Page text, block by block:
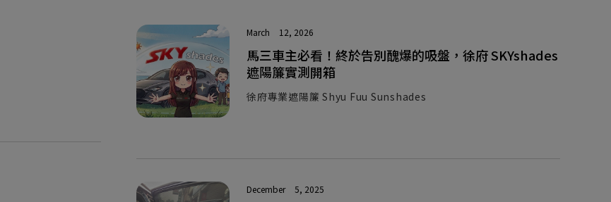
March 12, 2026
馬三車主必看！終於告別醜爆的吸盤，徐府 SKYshades
遮陽簾實測開箱
徐府專業遮陽簾 Shyu Fuu Sunshades
December 5, 2025